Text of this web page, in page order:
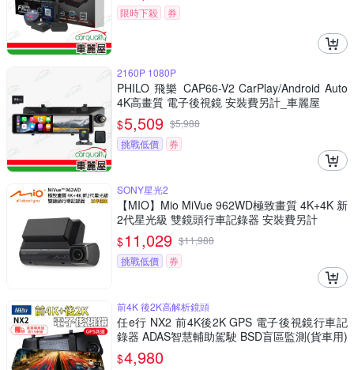
限時下殺
券
2160P 1080P
PHILO 飛樂 CAP66-V2 CarPlay/Android Auto
4K高畫質 電子後視鏡 安裝費另計_車麗屋
$5,509 $5,988
挑戰低價
券
SONY星光2
【MIO】Mio MiVue 962WD極致畫質 4K+4K 新
2代星光級 雙鏡頭行車記錄器 安裝費另計
$11,029 $11,988
挑戰低價
券
前4K 後2K高解析鏡頭
任e行 NX2 前4K後2K GPS 電子後視鏡行車記
錄器 ADAS智慧輔助駕駛 BSD盲區監測(貨車用)
$4,980